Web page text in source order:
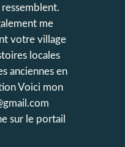
me
votre village
locales
anciennes en
Voici mon
sur le portail